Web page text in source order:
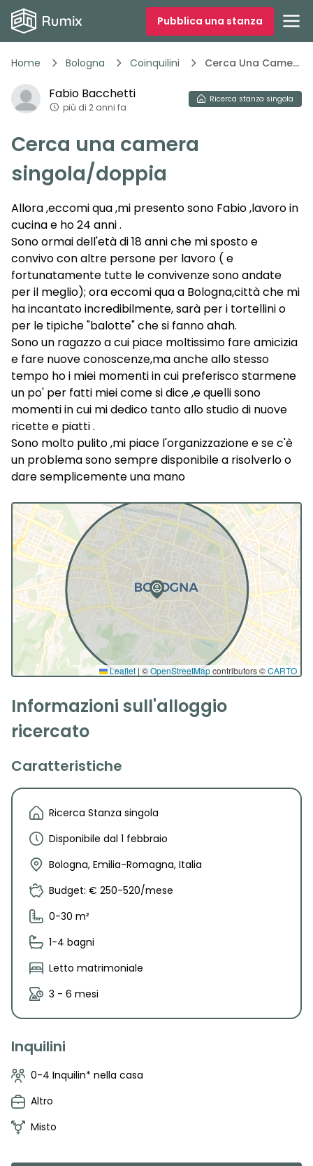
Pubblica una stanza
Home Bologna Coinquilini Cerca Una Camera Singoladoppia
Fabio Bacchetti
più di 2 anni fa
Ricerca stanza singola
Cerca una camera
singola/doppia
Allora ,eccomi qua ,mi presento sono Fabio ,lavoro in
cucina e ho 24 anni .
Sono ormai dell'età di 18 anni che mi sposto e
convivo con altre persone per lavoro ( e
fortunatamente tutte le convivenze sono andate
per il meglio); ora eccomi qua a Bologna,città che mi
ha incantato incredibilmente, sarà per i tortellini o
per le tipiche "balotte" che si fanno ahah.
Sono un ragazzo a cui piace moltissimo fare amicizia
e fare nuove conoscenze,ma anche allo stesso
tempo ho i miei momenti in cui preferisco starmene
un po' per fatti miei come si dice ,e quelli sono
momenti in cui mi dedico tanto allo studio di nuove
ricette e piatti .
Sono molto pulito ,mi piace l'organizzazione e se c'è
un problema sono sempre disponibile a risolverlo o
dare semplicemente una mano
Leaflet | ©OpenStreetMapcontributors ©CARTO
Informazioni sull'alloggio
ricercato
Caratteristiche
Ricerca Stanza singola
Disponibile dal 1 febbraio
Bologna, Emilia-Romagna, Italia
Budget: € 250-520/mese
0-30 m²
1-4 bagni
Letto matrimoniale
3 - 6 mesi
Inquilini
0-4 Inquilin* nella casa
Altro
Misto